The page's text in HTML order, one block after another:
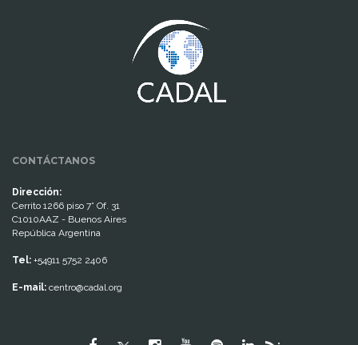
CONTÁCTANOS
Dirección:
Cerrito 1266 piso 7° Of. 31
C1010AAZ - Buenos Aires
República Argentina
Tel: +54911 5752 2406
E-mail: centro@cadal.org